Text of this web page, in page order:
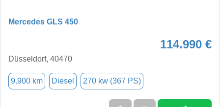
Mercedes GLS 450
114.990 €
Düsseldorf, 40470
9.900 km Diesel 270 kw (367 PS)